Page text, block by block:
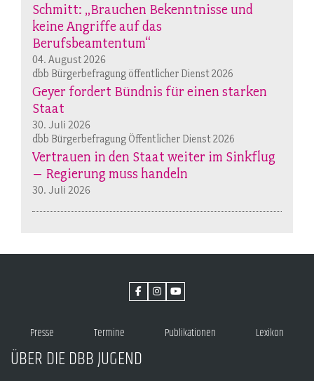
Schmitt: „Brauchen Bekenntnisse und
keine Angriffe auf das
Berufsbeamtentum“
04. August 2026
dbb Bürgerbefragung öffentlicher Dienst 2026
Geyer fordert Bündnis für einen starken
Staat
30. Juli 2026
dbb Bürgerbefragung Öffentlicher Dienst 2026
Vertrauen in den Staat weiter im Sinkflug
– Regierung muss handeln
30. Juli 2026
Presse Termine Publikationen Lexikon
ÜBER DIE DBB JUGEND